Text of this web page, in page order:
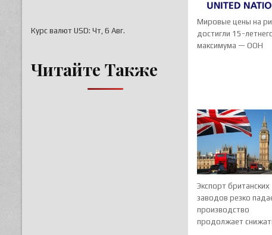
Мировые цены на
достигли 15-
максимума — ООН
Экспорт британских
заводов резко
производство
продолжает
Курс валют USD: Чт, 6 Авг.
Читайте Также